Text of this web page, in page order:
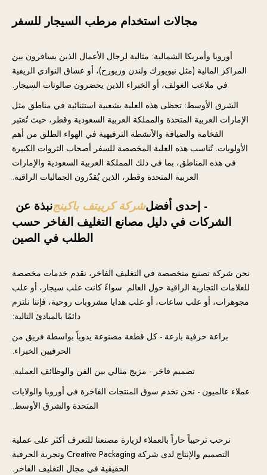
مجالات استخدام مرطب السيجار للسفر
أوروبا وأمريكا الشمالية: مثالية لرجال الأعمال الذين يسافرون بين
المراكز المالية (مثل نيويورك ولندن وزيورخ)، أو عشاق النوادي الريفية
في ملاعب الغولف، أو الخبراء الذين يحضرون صالونات السيجار.
الشرق الأوسط: تحظى هذه العلبة بشعبية استثنائية في مناطق مثل
الإمارات العربية المتحدة والمملكة العربية السعودية وقطر، حيث تُعتبر
الفخامة والضيافة والأنشطة الترفيهية في الهواء الطلق من أهم
الأولويات. تُناسب هذه العلبة المخصصة للسفر أصحاب الثروات الكبيرة
في هذه المناطق، بما في ذلك المملكة العربية السعودية والإمارات
العربية المتحدة وقطر، الذين يُقدّرون الجماليات الراقية.
نبذة عنشركة كرييتف باكينج- إحدى أفضل
الشركات في دليل مصانع التغليف الفاخر حسب
الطلب في الصين
نحن شركة تصنيع متخصصة في التغليف الفاخر، نقدم خدمات مخصصة
للعلامات التجارية الراقية حول العالم. سواءً كانت علب سيجار، أو علب
مجوهرات، أو علب ساعات، أو علب هدايا مشروبات روحية، فإننا نلتزم
دائمًا بالمبادئ التالية:
براعة حرفية بارعة - كل قطعة مصنوعة يدوياً بواسطة فريق من
الحرفيين الخبراء.
تصميم فاخر - مزيج مثالي بين الفن والوظائف العملية.
عملاء عالميون - نحن نخدم سوق المنتجات الفاخرة في أوروبا والولايات
المتحدة والشرق الأوسط.
نرحب ترحيباً حاراً بالعملاء لزيارة مصنعنا للتعرف أكثر على عملية
التصميم والإنتاج لدى شركة Creative Packaging وتجربة الحرفية
الحقيقية في مجال التغليف الفاخر.